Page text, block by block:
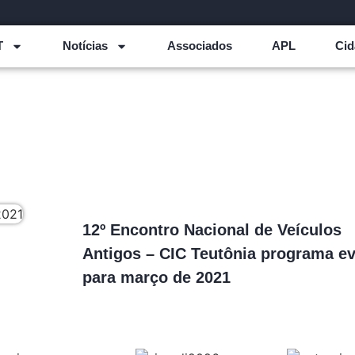
Notícias Associados APL
12º Encontro Nacional de Veículos
Antigos – CIC Teutônia programa
para março de 2021